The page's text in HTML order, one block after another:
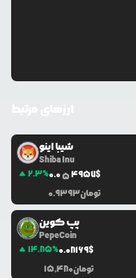
شیبا اینو
Shiba Inu
2.3%0.054957$
0.9393تومان
پپ کوین
PepeCoin
14.85%0.08169$
15,480تومان